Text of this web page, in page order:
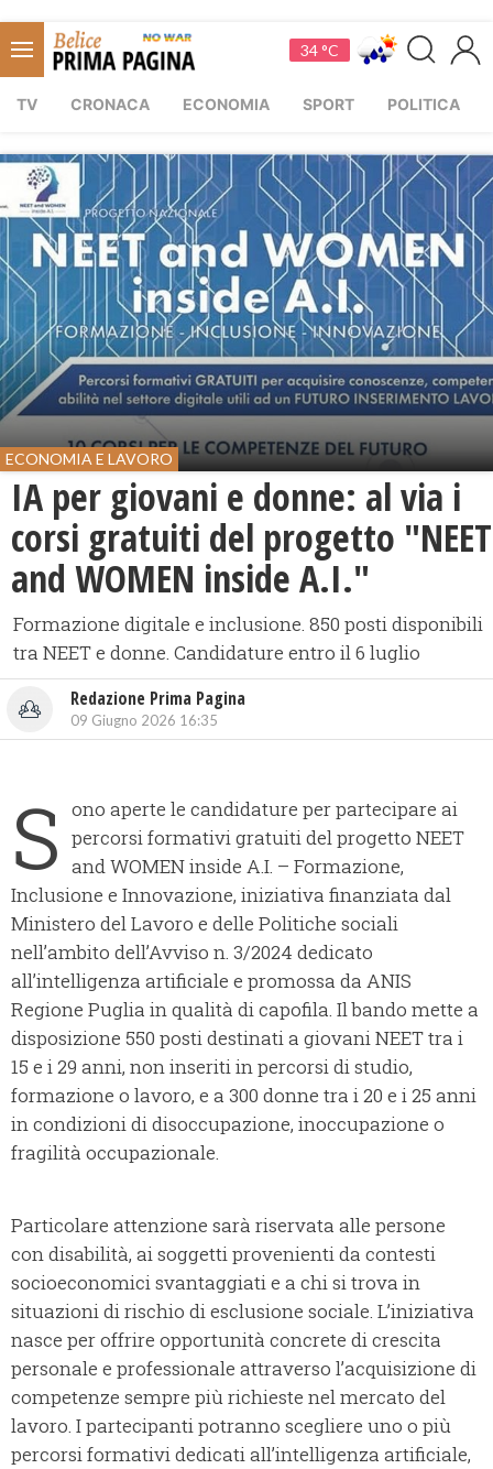
34 °C
TV CRONACA ECONOMIA SPORT POLITICA
ECONOMIA E LAVORO
IA per giovani e donne: al via i
corsi gratuiti del progetto "NEET
and WOMEN inside A.I."
Formazione digitale e inclusione. 850 posti disponibili
tra NEET e donne. Candidature entro il 6 luglio
Redazione Prima Pagina
09 Giugno 2026 16:35
S ono aperte le candidature per partecipare ai
percorsi formativi gratuiti del progetto NEET
and WOMEN inside A.I. – Formazione,
Inclusione e Innovazione, iniziativa finanziata dal
Ministero del Lavoro e delle Politiche sociali
nell’ambito dell’Avviso n. 3/2024 dedicato
all’intelligenza artificiale e promossa da ANIS
Regione Puglia in qualità di capofila. Il bando mette a
disposizione 550 posti destinati a giovani NEET tra i
15 e i 29 anni, non inseriti in percorsi di studio,
formazione o lavoro, e a 300 donne tra i 20 e i 25 anni
in condizioni di disoccupazione, inoccupazione o
fragilità occupazionale.
Particolare attenzione sarà riservata alle persone
con disabilità, ai soggetti provenienti da contesti
socioeconomici svantaggiati e a chi si trova in
situazioni di rischio di esclusione sociale. L’iniziativa
nasce per offrire opportunità concrete di crescita
personale e professionale attraverso l’acquisizione di
competenze sempre più richieste nel mercato del
lavoro. I partecipanti potranno scegliere uno o più
percorsi formativi dedicati all’intelligenza artificiale,